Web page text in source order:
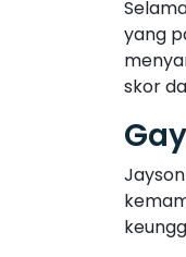
yang
skor